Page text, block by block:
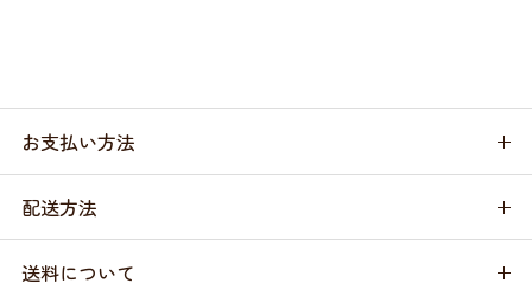
お支払い方法
配送方法
送料について